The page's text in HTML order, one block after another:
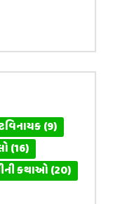
(9)
(16)
કથાઓ(20)